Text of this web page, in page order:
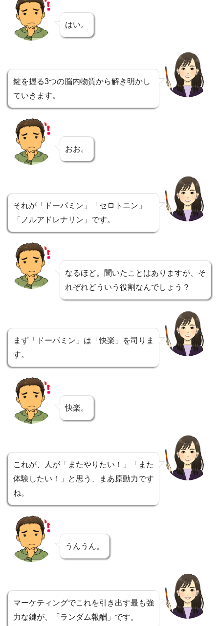
はい。
鍵を握る3つの脳内物質から解き明かし
ていきます。
おお。
それが「ドーパミン」「セロトニン」
「ノルアドレナリン」です。
なるほど。聞いたことはありますが、そ
れぞれどういう役割なんでしょう？
まず「ドーパミン」は「快楽」を司りま
す。
快楽。
これが、人が「またやりたい！」「また
体験したい！」と思う、まあ原動力です
ね。
うんうん。
マーケティングでこれを引き出す最も強
力な鍵が、「ランダム報酬」です。